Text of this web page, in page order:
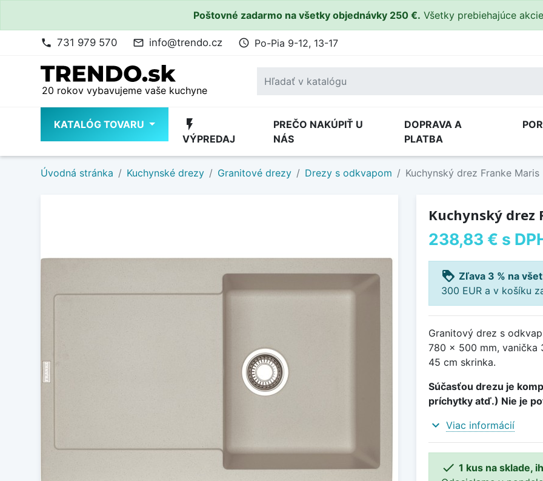
Poštovné zadarmo na všetky objednávky 250 €. Všetky prebiehajúce
phone 731 979 570 mail_outline info@trendo.cz access_time Po-Pia 9-12, 13-17
20 rokov vybavujeme vaše kuchyne
KATALÓG TOVARU flash_on
VÝPREDAJ
PREČO NAKÚPIŤ U
NÁS
DOPRAVA A
PLATBA
Úvodná stránka Kuchynské drezy Granitové drezy Drezy s odkvapom Kuchynský drez Franke Maris
Kuchynský drez
238,83 € s
loyalty Zľava 3 % na
300 EUR a v košíku
Granitový drez s
780 x 500 mm, vanička
45 cm skrinka.
Súčasťou drezu je
príchytky atď.) Nie je
expand_more Viac informácií
 1 kus na sklade,